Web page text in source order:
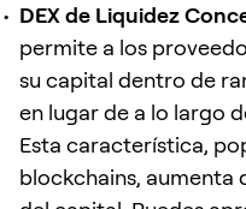
DEX de Liquidez
permite a los
su capital dentro de
en lugar de a lo largo
Esta característica,
blockchains, aumenta